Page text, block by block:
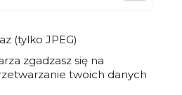
(tylko JPEG)
zgadzasz się na
twoich danych